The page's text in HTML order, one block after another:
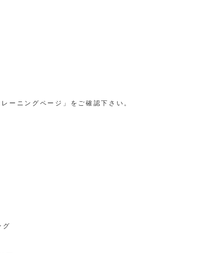
ーニングページ」をご確認下さい。
グ